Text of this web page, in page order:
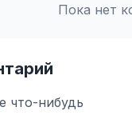
Пока нет
что-нибудь